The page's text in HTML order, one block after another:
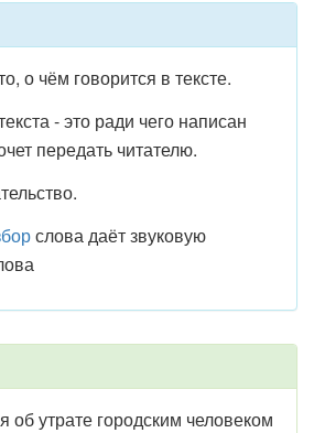
о чём говорится в тексте.
- это ради чего написан
передать читателю.
слова даёт звуковую
об утрате городским человеком